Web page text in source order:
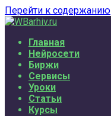
Перейти к содержанию
Главная
Нейросети
Биржи
Сервисы
Уроки
Статьи
Курсы